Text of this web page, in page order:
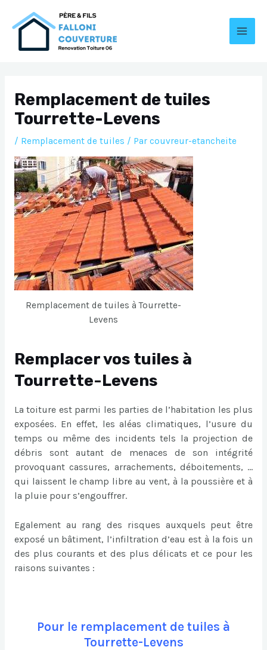
Remplacement de tuiles
Tourrette-Levens
/ Remplacement de tuiles / Par couvreur-etancheite
Remplacement de tuiles à Tourrette-
Levens
Remplacer vos tuiles à
Tourrette-Levens
La toiture est parmi les parties de l’habitation les plus
exposées. En effet, les aléas climatiques, l’usure du
temps ou même des incidents tels la projection de
débris sont autant de menaces de son intégrité
provoquant cassures, arrachements, déboitements, …
qui laissent le champ libre au vent, à la poussière et à
la pluie pour s’engouffrer.
Egalement au rang des risques auxquels peut être
exposé un bâtiment, l’infiltration d’eau est à la fois un
des plus courants et des plus délicats et ce pour les
raisons suivantes :
Pour le remplacement de tuiles à
Tourrette-Levens